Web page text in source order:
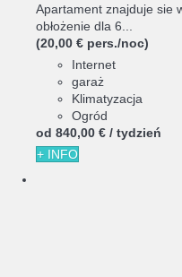
Apartament znajduje sie
obłożenie dla 6...
(20,00 € pers./noc)
Internet
garaż
Klimatyzacja
Ogród
od 840,00 € / tydzień
+ INFO